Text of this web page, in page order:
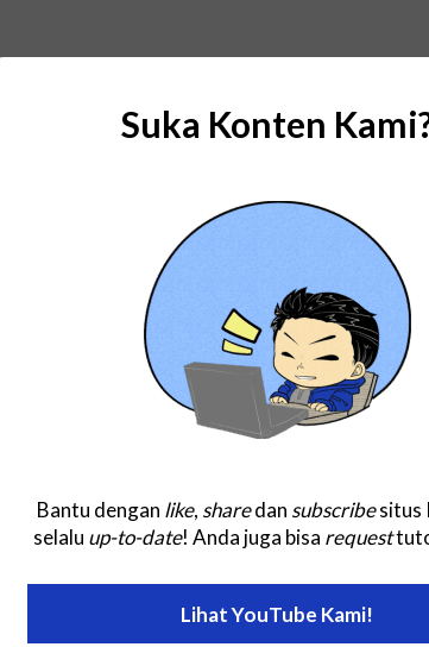
Suka Konten
Bantu dengan like, sharedan subscribesitus
selalu up-to-date! Anda juga bisa request
Lihat YouTube Kami!